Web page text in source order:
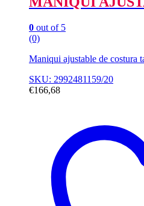
0 out of 5
(0)
Maniqui ajustable de costura
SKU: 2992481159/20
€166,68